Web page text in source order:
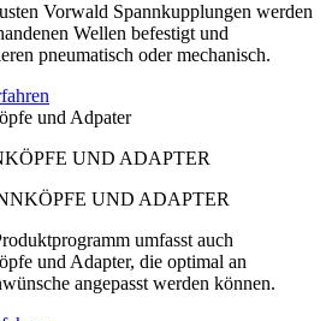
Vorwald Spannkupplungen werden
Wellen befestigt und
pneumatisch oder mechanisch.
und Adpater
UND ADAPTER
umfasst auch
und Adapter, die optimal an
angepasst werden können.